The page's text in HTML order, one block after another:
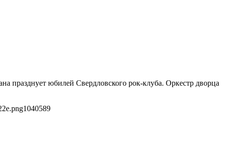
празднует юбилей Свердловского рок-клуба. Оркестр дворца
1040589